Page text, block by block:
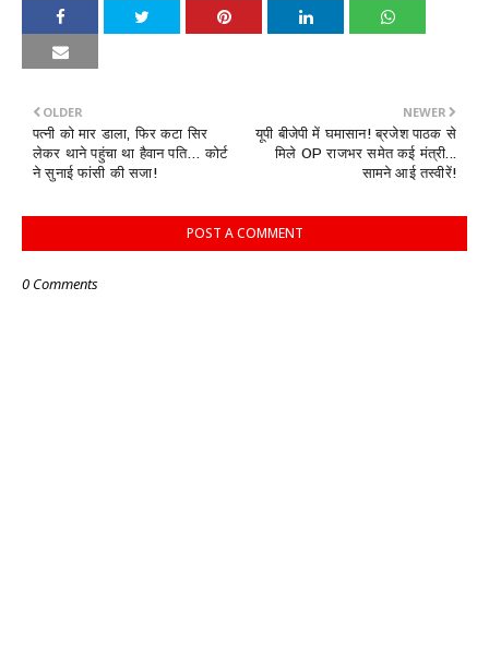
NEWER
यूपी बीजेपी में घमासान! ब्रजेश पाठक से
मिले OP राजभर समेत कई मंत्री...
सामने आई तस्वीरें!
OLDER
पत्नी को मार डाला, फिर कटा सिर
लेकर थाने पहुंचा था हैवान पति… कोर्ट
ने सुनाई फांसी की सजा!
POST A COMMENT
0 Comments